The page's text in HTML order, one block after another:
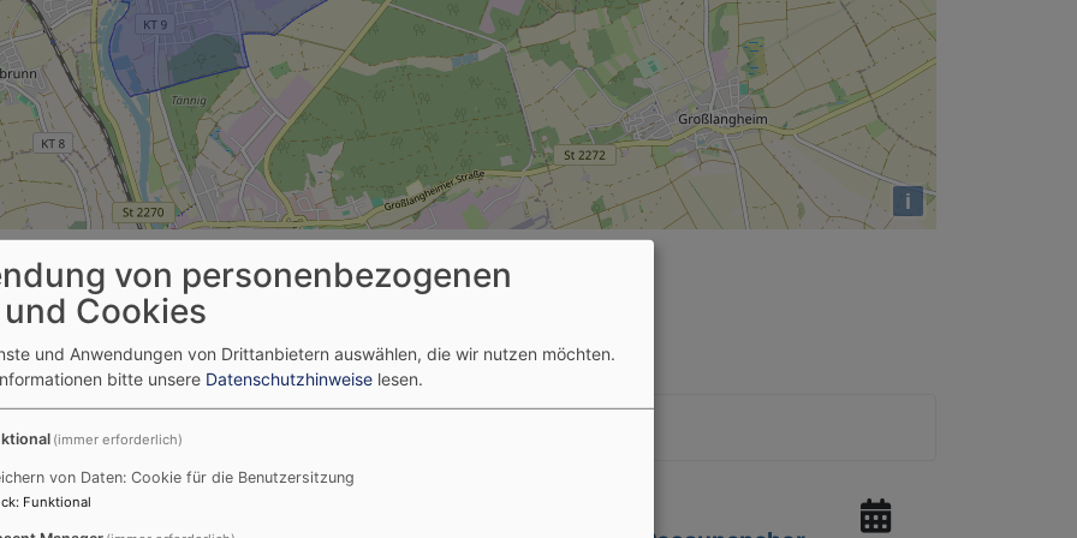
i
Liste mit Filter
10 Uhr
von personenbezogenen
Cookies
und Anwendungen von Drittanbietern auswählen, die wir nutzen möchten.
bitte unsere Datenschutzhinweise lesen.
(immer erforderlich)
von Daten: Cookie für die Benutzersitzung
: Funktional